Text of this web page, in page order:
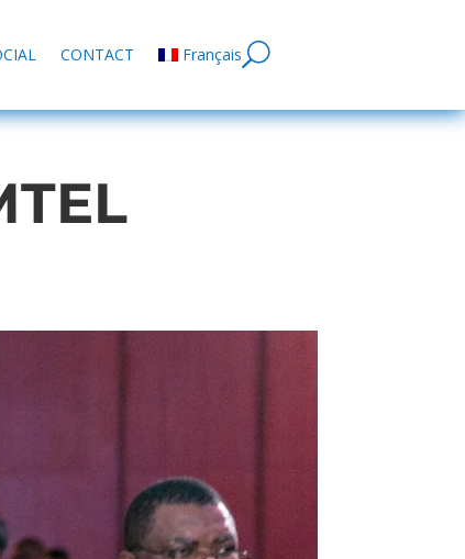
CONTACT Français